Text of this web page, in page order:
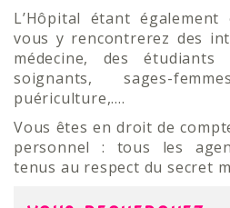
L’Hôpital étant
vous y rencontrerez des
médecine, des
soignants, sages-
puériculture,….
Vous êtes en droit de
personnel : tous les
tenus au respect du secret